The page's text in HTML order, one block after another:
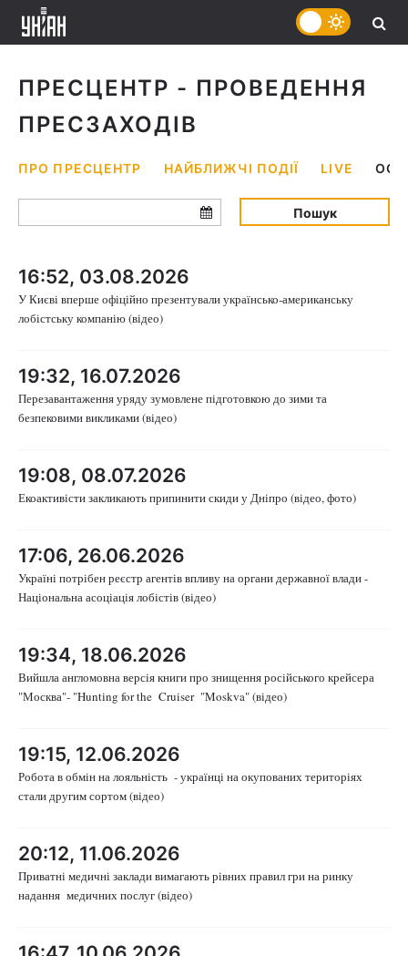
Головна
ПРЕСЦЕНТР - ПРОВЕДЕННЯ
ПРЕСЗАХОДІВ
ПРО ПРЕСЦЕНТР НАЙБЛИЖЧІ ПОДІЇ LIVE
Пошук
16:52, 03.08.2026
У Києві вперше офіційно презентували українсько-американську
лобістську компанію (відео)
19:32, 16.07.2026
Перезавантаження уряду зумовлене підготовкою до зими та
безпековими викликами (відео)
19:08, 08.07.2026
Екоактивісти закликають припинити скиди у Дніпро (відео, фото)
17:06, 26.06.2026
Україні потрібен реєстр агентів впливу на органи державної влади -
Національна асоціація лобістів (відео)
19:34, 18.06.2026
Вийшла англомовна версія книги про знищення російського крейсера
"Москва"- "Huntіng for the Cruiser "Moskva" (відео)
19:15, 12.06.2026
Робота в обмін на лояльність - українці на окупованих територіях
стали другим сортом (відео)
20:12, 11.06.2026
Приватні медичні заклади вимагають рівних правил гри на ринку
надання медичних послуг (відео)